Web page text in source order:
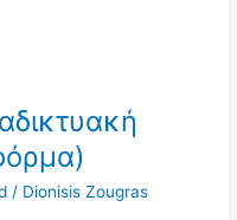
/ Dionisis Zougras